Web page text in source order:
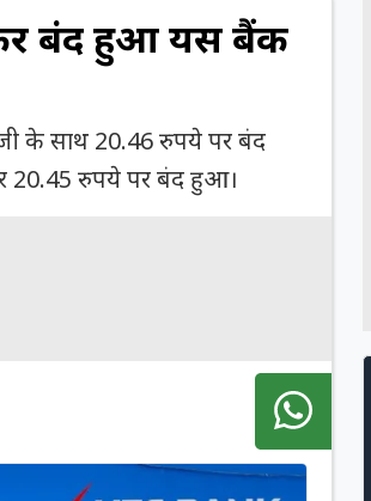
बंद हुआ यस बैंक
के साथ 20.46 रुपये पर बंद
20.45 रुपये पर बंद हुआ।